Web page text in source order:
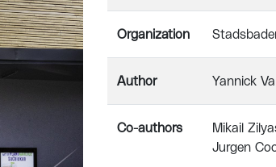
Organization
Author Yannick
Co-authors
Mikail
Jurgen